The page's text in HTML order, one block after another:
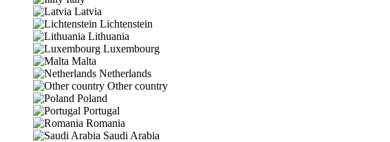
Latvia
Lichtenstein
Lithuania
Luxembourg
Malta
Netherlands
Other country
Poland
Portugal
Romania
Saudi Arabia